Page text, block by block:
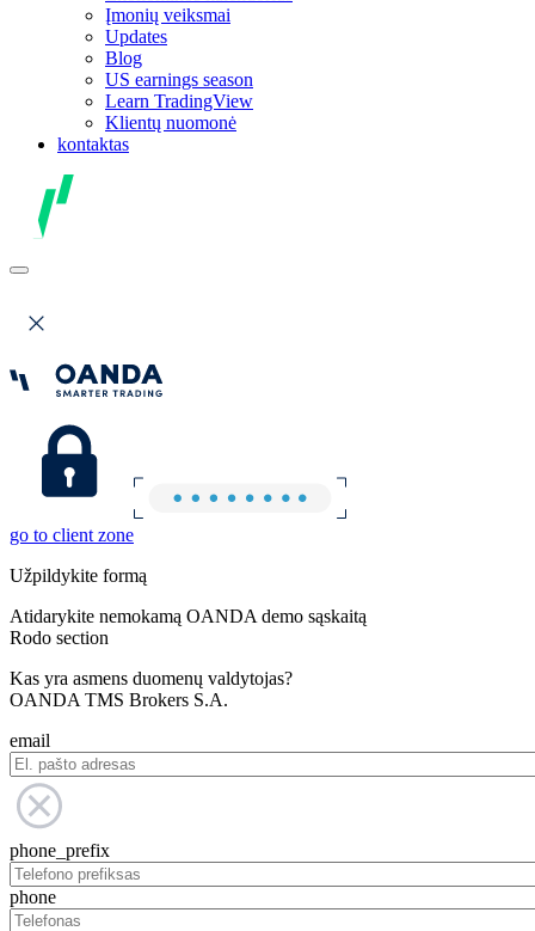
Įmonių veiksmai
Updates
Blog
US earnings season
Learn TradingView
Klientų nuomonė
kontaktas
go to client zone
Užpildykite formą
Atidarykite nemokamą OANDA demo sąskaitą
Rodo section
Kas yra asmens duomenų valdytojas?
OANDA TMS Brokers S.A.
email
phone_prefix
phone